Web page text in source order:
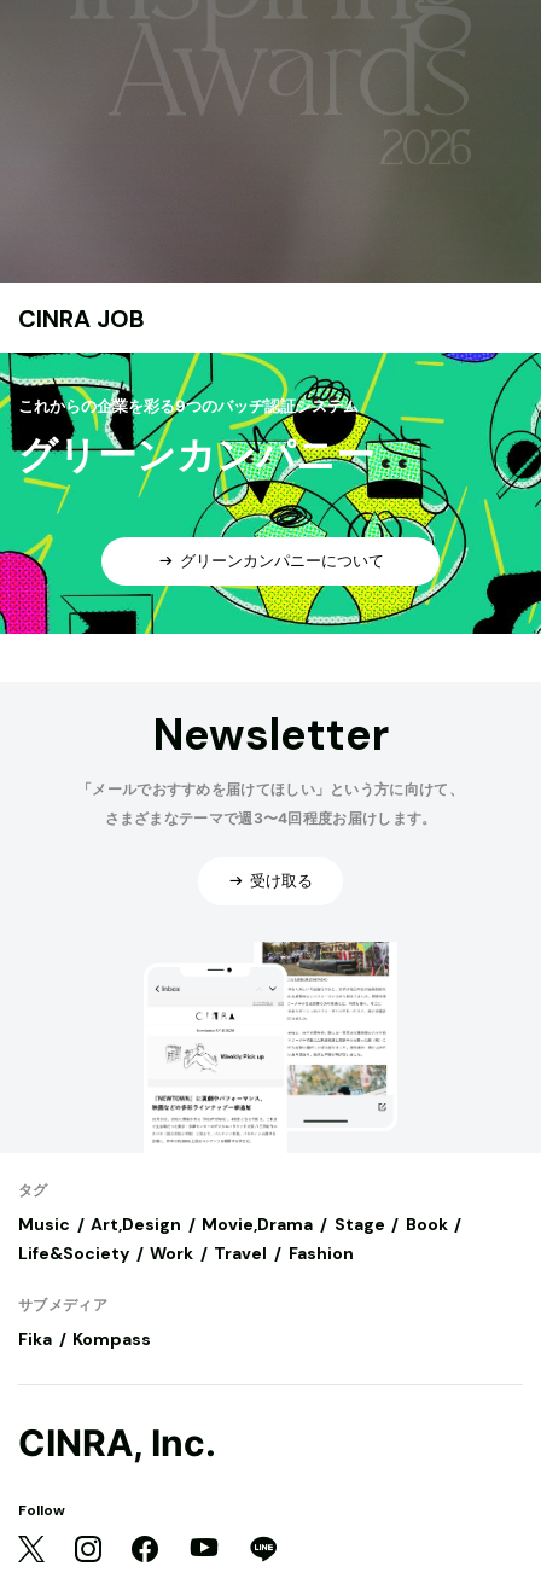
CINRA JOB
これからの企業を彩る9つのバッヂ認証システム
グリーンカンパニー
グリーンカンパニーについて
Newsletter
「メールでおすすめを届けてほしい」という方に向けて、
さまざまなテーマで週3〜4回程度お届けします。
受け取る
タグ
Music Art,Design Movie,Drama Stage
Book
Life&Society
Work Travel Fashion
サブメディア
Fika Kompass
CINRA, Inc.
Follow